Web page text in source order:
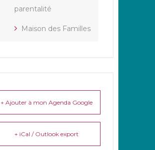
parentalité
Maison des Familles
+ Ajouter à mon Agenda Google
+ iCal / Outlook export